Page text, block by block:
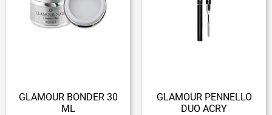
GLAMOUR BONDER 30
ML
GLAMOUR PENNELLO
DUO ACRY